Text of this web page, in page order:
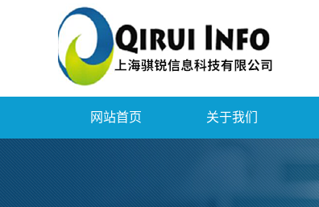
网站首页 关于我们